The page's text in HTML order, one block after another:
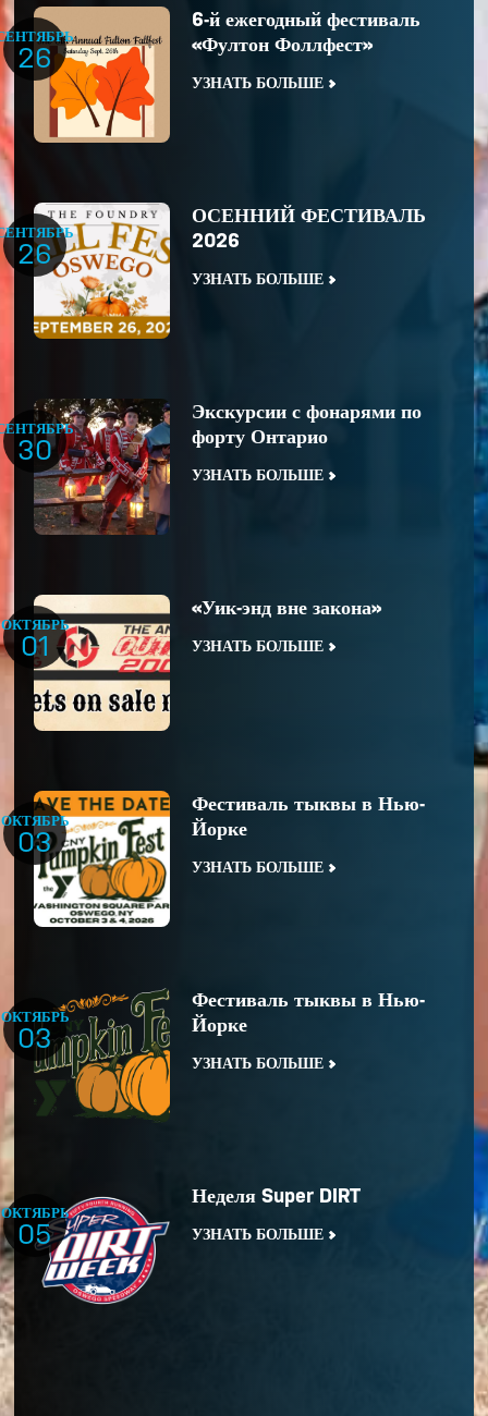
26
6-й ежегодный фестиваль
«Фултон Фоллфест»
УЗНАТЬ БОЛЬШЕ
26
ОСЕННИЙ ФЕСТИВАЛЬ
2026
УЗНАТЬ БОЛЬШЕ
30
Экскурсии с фонарями по
форту Онтарио
УЗНАТЬ БОЛЬШЕ
ОКТЯБРЬ
01
«Уик-энд вне закона»
УЗНАТЬ БОЛЬШЕ
ОКТЯБРЬ
03
Фестиваль тыквы в Нью-
Йорке
УЗНАТЬ БОЛЬШЕ
ОКТЯБРЬ
03
Фестиваль тыквы в Нью-
Йорке
УЗНАТЬ БОЛЬШЕ
ОКТЯБРЬ
05
Неделя Super DIRT
УЗНАТЬ БОЛЬШЕ